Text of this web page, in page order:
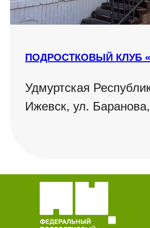
ПОДРОСТКОВЫЙ КЛУБ
Удмуртская
Ижевск, ул.